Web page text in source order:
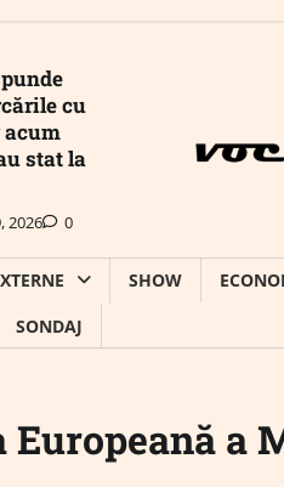
cu
acum
stat la
2026 0
SHOW
SONDAJ
Europeană a